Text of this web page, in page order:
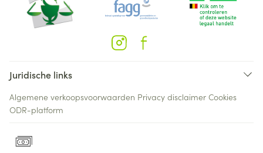
Juridische links
Algemene verkoopsvoorwaarden Privacy disclaimer Cookies
ODR-platform